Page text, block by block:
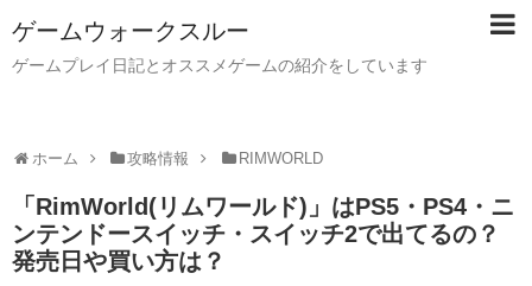
ゲームウォークスルー
ゲームプレイ日記とオススメゲームの紹介をしています
ホーム 攻略情報 RIMWORLD
「RimWorld(リムワールド)」はPS5・PS4・ニ
ンテンドースイッチ・スイッチ2で出てるの？
発売日や買い方は？